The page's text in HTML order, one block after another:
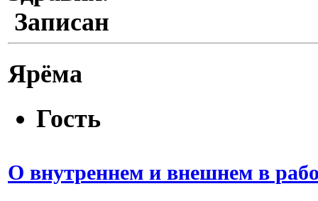
Записан
Ярёма
Гость
О внутреннем и внешнем в